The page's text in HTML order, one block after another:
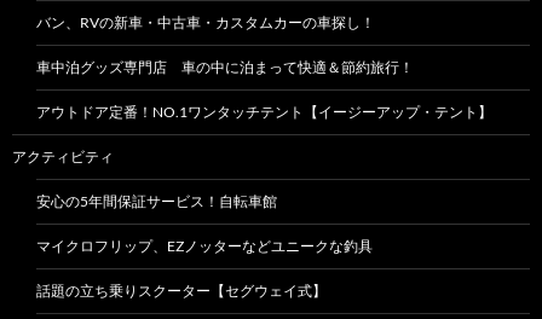
バン、RVの新車・中古車・カスタムカーの車探し！
車中泊グッズ専門店 車の中に泊まって快適＆節約旅行！
アウトドア定番！NO.1ワンタッチテント【イージーアップ・テント】
アクティビティ
安心の5年間保証サービス！自転車館
マイクロフリップ、EZノッターなどユニークな釣具
話題の立ち乗りスクーター【セグウェイ式】